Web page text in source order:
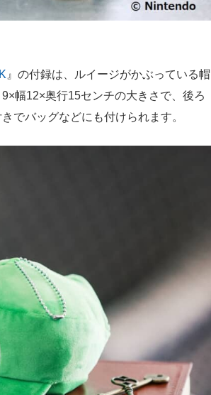
』の付録は、ルイージがかぶっている帽
幅12×奥行15センチの大きさで、後ろ
でバッグなどにも付けられます。